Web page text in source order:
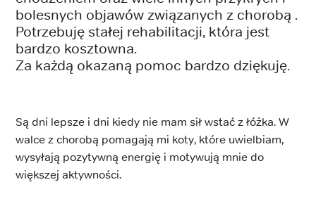
bolesnych objawów związanych z chorobą .
Potrzebuję stałej rehabilitacji, która jest
bardzo kosztowna.
Za każdą okazaną pomoc bardzo dziękuję.
Są dni lepsze i dni kiedy nie mam sił wstać z łóżka. W
walce z chorobą pomagają mi koty, które uwielbiam,
wysyłają pozytywną energię i motywują mnie do
większej aktywności.